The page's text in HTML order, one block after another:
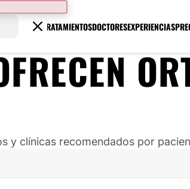
TRATAMIENTOSDOCTORESEXPERIENCIAS
y clínicas recomendados por